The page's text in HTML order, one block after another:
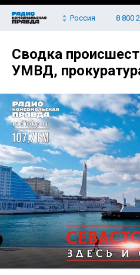
Россия 8 800
Сводка
УМВД,